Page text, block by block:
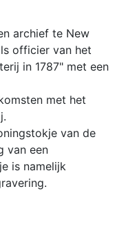
archief te New
officier van het
in 1787" met een
met het
van de
van een
is namelijk